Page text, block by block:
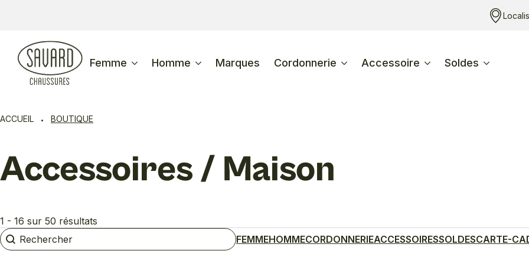
Femme Homme Marques Cordonnerie Accessoire Soldes
ACCUEIL BOUTIQUE
Accessoires / Maison
1 - 16 sur 50 résultats
Rechercher
Rechercher FEMMEHOMMECORDONNERIEACCESSOIRESSOLDESCARTE-